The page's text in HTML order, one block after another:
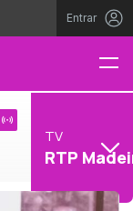
Entrar
TV
RTP